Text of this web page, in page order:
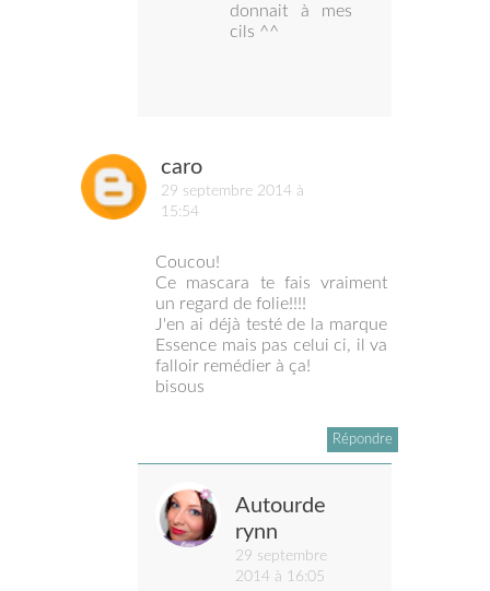
donnait à mes
cils ^^
caro
29 septembre 2014 à
15:54
Coucou!
Ce mascara te fais vraiment
un regard de folie!!!!
J'en ai déjà testé de la marque
Essence mais pas celui ci, il va
falloir remédier à ça!
bisous
Répondre
Autourde
rynn
29 septembre
2014 à 16:05